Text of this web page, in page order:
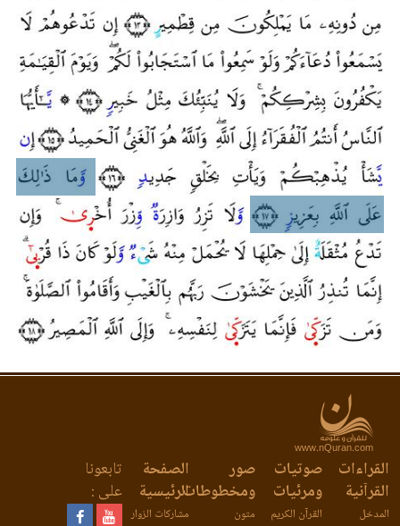
www.nQuran.com
القراءات
القرآنية
المدخل
صوتيات
ومرئيات
القرآن الكريم
صور
ومخطوطات
متون
الصفحة
الرئيسية
مشاركات الزوار
تابعونا
على :